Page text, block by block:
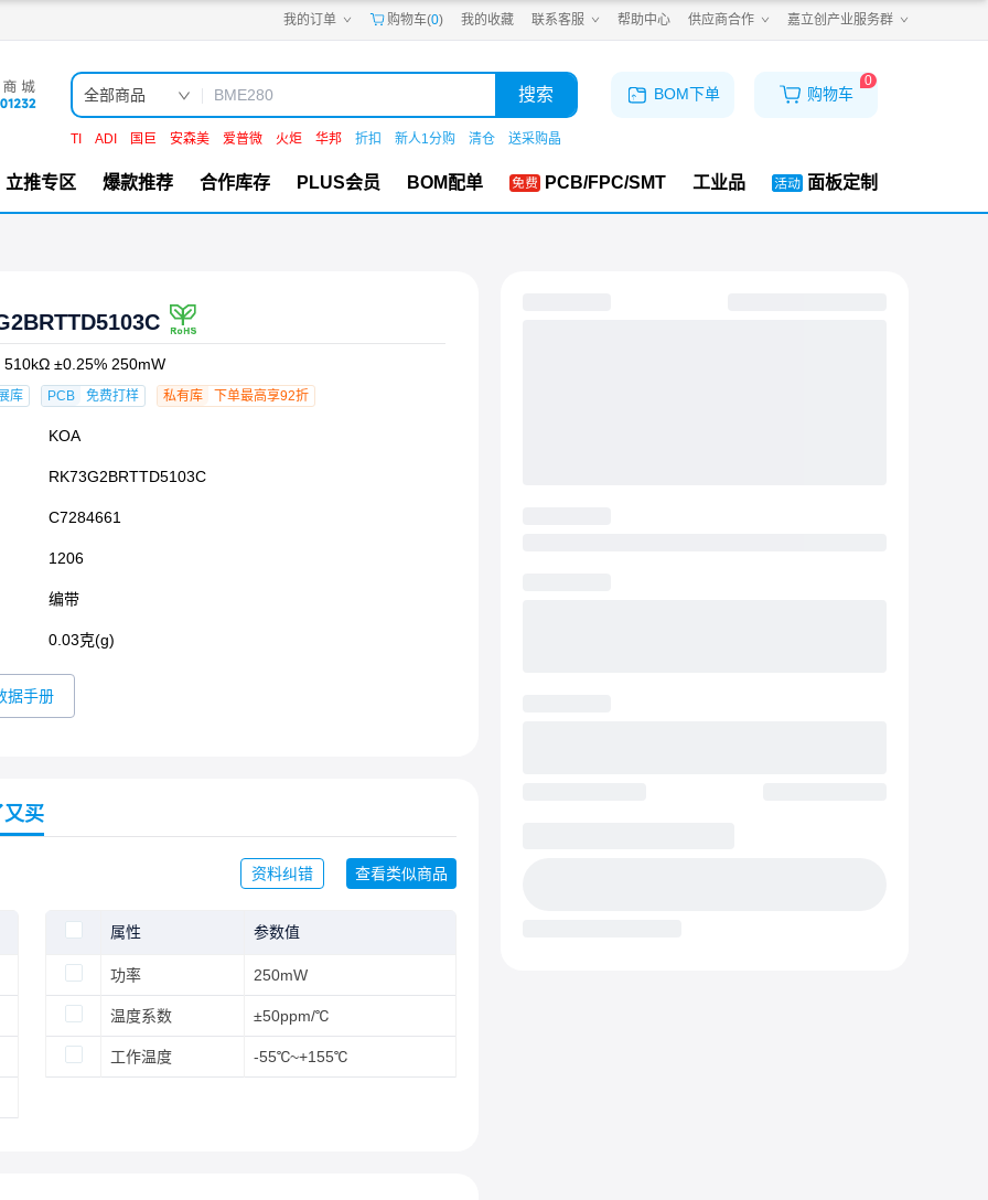
我的订单 购物车(0) 我的收藏 联系客服 帮助中心 供应商合作 嘉立创产业服务群
嘉立创PCB
机电工坊
全部商品 搜索
TI ADI 国巨 安森美 爱普微 火炬 华邦 折扣 新人1分购 清仓 送采购晶
BOM下单 购物车
0
立推专区 爆款推荐 合作库存 PLUS会员 BOM配单 PCB/FPC/SMT 工业品 面板定制
510kΩ ±0.25% 250mW
库 PCB 免费打样 私有库 下单最高享92折
KOA
RK73G2BRTTD5103C
C7284661
1206​
编带
0.03克(g)
据手册
又买
资料纠错 查看类似商品
属性 参数值
功率 250mW
温度系数 ±50ppm/℃
工作温度 -55℃~+155℃